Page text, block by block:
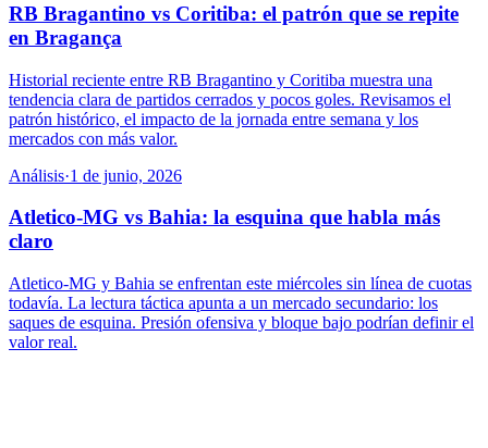
RB Bragantino vs Coritiba: el patrón que se repite
en Bragança
Historial reciente entre RB Bragantino y Coritiba muestra una
tendencia clara de partidos cerrados y pocos goles. Revisamos el
patrón histórico, el impacto de la jornada entre semana y los
mercados con más valor.
Análisis·1 de junio, 2026
Atletico-MG vs Bahia: la esquina que habla más
claro
Atletico-MG y Bahia se enfrentan este miércoles sin línea de cuotas
todavía. La lectura táctica apunta a un mercado secundario: los
saques de esquina. Presión ofensiva y bloque bajo podrían definir el
valor real.